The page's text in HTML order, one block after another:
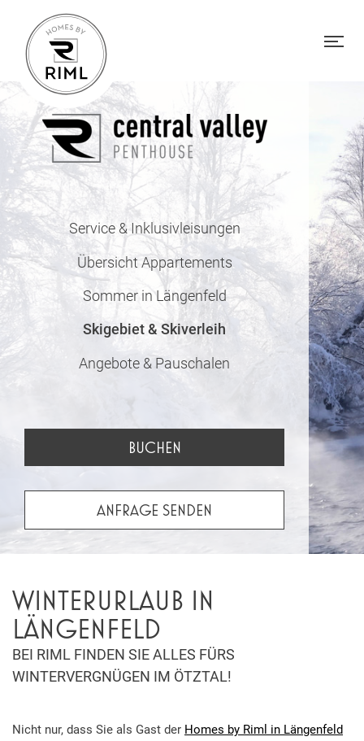
Service & Inklusivleisungen
Übersicht Appartements
Sommer in Längenfeld
Skigebiet & Skiverleih
Angebote & Pauschalen
BUCHEN
ANFRAGE SENDEN
WINTERURLAUB IN
LÄNGENFELD
BEI RIML FINDEN SIE ALLES FÜRS
WINTERVERGNÜGEN IM ÖTZTAL!
Nicht nur, dass Sie als Gast der Homes by Riml in Längenfeld